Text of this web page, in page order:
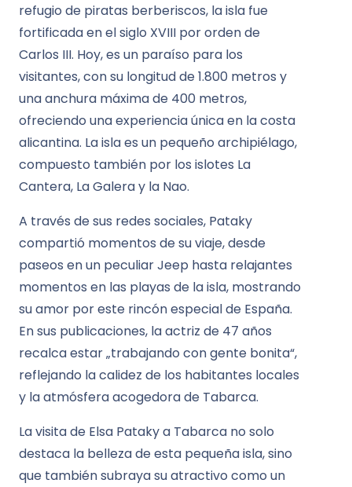
refugio de piratas berberiscos, la isla fue
fortificada en el siglo XVIII por orden de
Carlos III. Hoy, es un paraíso para los
visitantes, con su longitud de 1.800 metros y
una anchura máxima de 400 metros,
ofreciendo una experiencia única en la costa
alicantina. La isla es un pequeño archipiélago,
compuesto también por los islotes La
Cantera, La Galera y la Nao.
A través de sus redes sociales, Pataky
compartió momentos de su viaje, desde
paseos en un peculiar Jeep hasta relajantes
momentos en las playas de la isla, mostrando
su amor por este rincón especial de España.
En sus publicaciones, la actriz de 47 años
recalca estar „trabajando con gente bonita“,
reflejando la calidez de los habitantes locales
y la atmósfera acogedora de Tabarca.
La visita de Elsa Pataky a Tabarca no solo
destaca la belleza de esta pequeña isla, sino
que también subraya su atractivo como un